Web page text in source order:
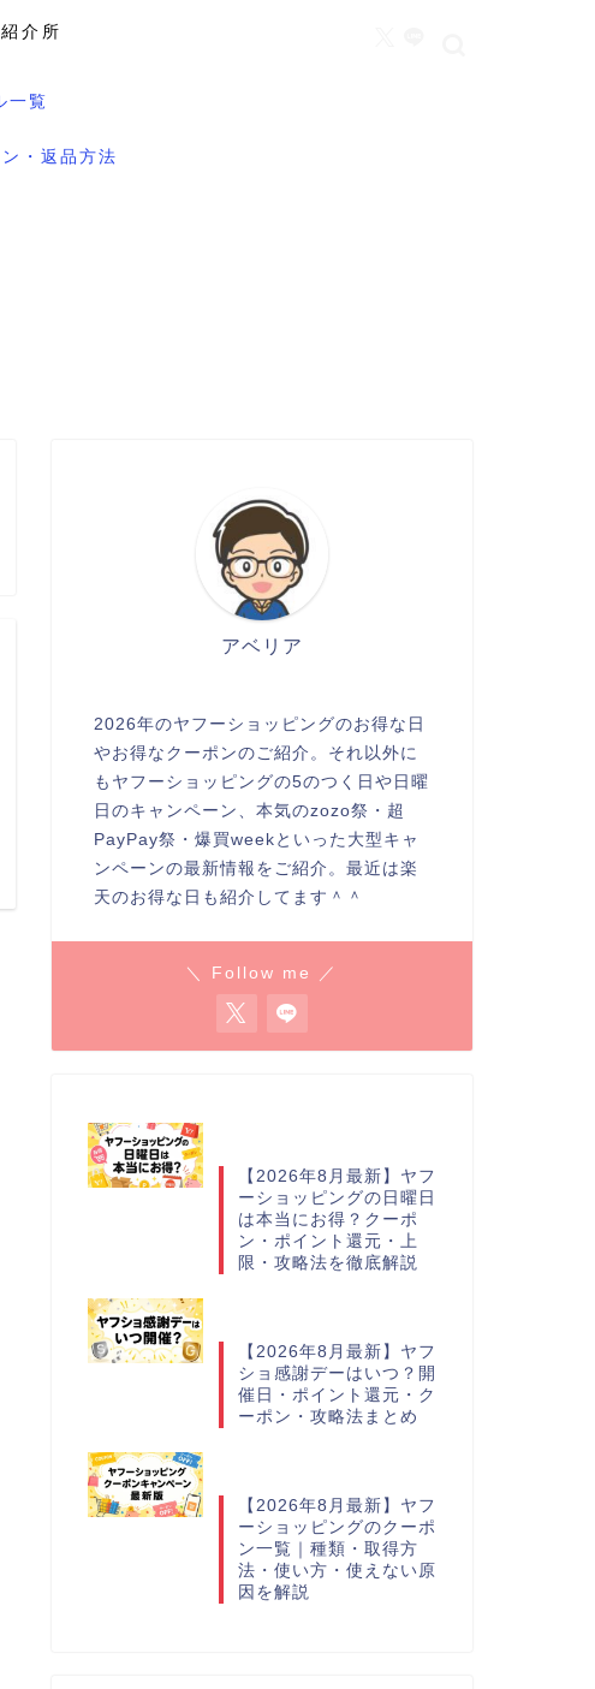
介所
一覧
・返品方法
アベリア
2026年のヤフーショッピングのお得な日
やお得なクーポンのご紹介。それ以外に
もヤフーショッピングの5のつく日や日曜
日のキャンペーン、本気のzozo祭・超
PayPay祭・爆買weekといった大型キャ
ンペーンの最新情報をご紹介。最近は楽
天のお得な日も紹介してます＾＾
＼ Follow me ／
【2026年8月最新】ヤフ
ーショッピングの日曜日
は本当にお得？クーポ
ン・ポイント還元・上
限・攻略法を徹底解説
【2026年8月最新】ヤフ
ショ感謝デーはいつ？開
催日・ポイント還元・ク
ーポン・攻略法まとめ
【2026年8月最新】ヤフ
ーショッピングのクーポ
ン一覧｜種類・取得方
法・使い方・使えない原
因を解説